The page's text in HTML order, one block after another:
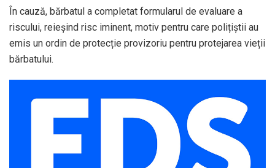
În cauză, bărbatul a completat formularul de evaluare a
riscului, reieșind risc iminent, motiv pentru care polițiștii au
emis un ordin de protecție provizoriu pentru protejarea vieții
bărbatului.